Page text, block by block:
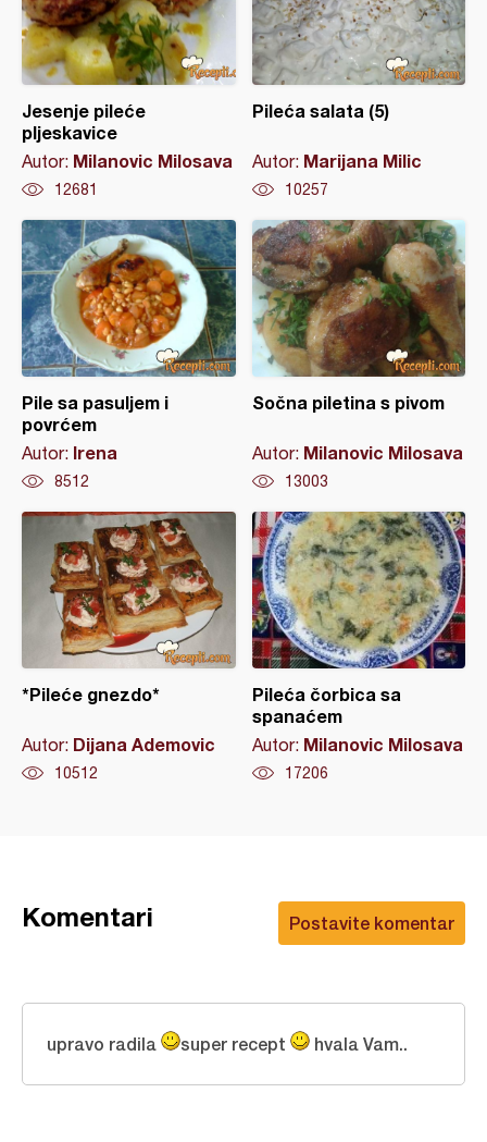
Jesenje pileće
pljeskavice
Autor: Milanovic Milosava
12681
Pileća salata (5)
Autor: Marijana Milic
10257
Pile sa pasuljem i
povrćem
Autor: Irena
8512
Sočna piletina s pivom
Autor: Milanovic Milosava
13003
*Pileće gnezdo*
Autor: Dijana Ademovic
10512
Pileća čorbica sa
spanaćem
Autor: Milanovic Milosava
17206
Postavite komentar
Komentari
upravo radila super recept hvala Vam..